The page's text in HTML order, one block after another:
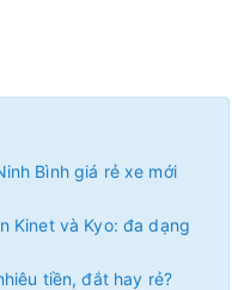
Bình giá rẻ xe mới
Kinet và Kyo: đa dạng
tiền, đắt hay rẻ?